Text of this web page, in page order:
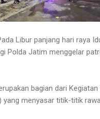
Libur panjang hari raya
Polda Jatim menggelar
bagian dari Kegiatan
yang menyasar titik-titik